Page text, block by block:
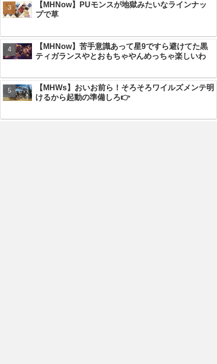
【MHNow】PUモンスが地獄みたいなラインナッ
プで草
【MHNow】苦手意識あって星9ですら避けてた黒
ティガランスやとおもちゃやんめっちゃ楽しいわ
【MHWs】おいお前ら！そろそろワイルズメンテ明
けるから起動の準備しろ👉